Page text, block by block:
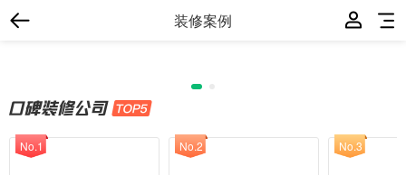
装修案例
No.1 No.2 No.3